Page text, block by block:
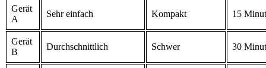
Gerät
A
Sehr ‌einfach Kompakt 15
Gerät⁣
B
Durchschnittlich Schwer 30